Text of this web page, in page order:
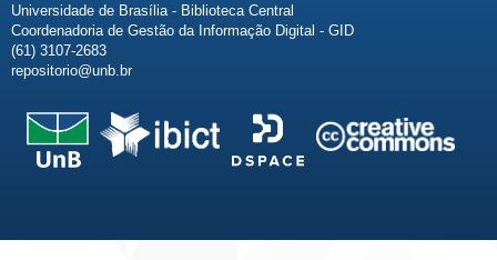
Universidade de Brasília - Biblioteca Central
Coordenadoria de Gestão da Informação Digital - GID
(61) 3107-2683
repositorio@unb.br